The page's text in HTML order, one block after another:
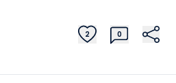
produkcyjnej. Dzięki temu
programistów do
zarządzania wszystkimi
2 0